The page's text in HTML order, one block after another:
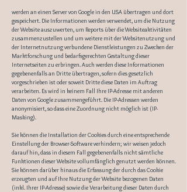
werden an einen Server von Google in den USA übertragen und dort
gespeichert. Die Informationen werden verwendet, um die Nutzung
der Website auszuwerten, um Reports über die Websiteaktivitäten
zusammenzustellen und um weitere mit der Websitenutzung und
der Internetnutzung verbundene Dienstleistungen zu Zwecken der
Marktforschung und bedarfsgerechten Gestaltung dieser
Internetseiten zu erbringen. Auch werden diese Informationen
gegebenenfalls an Dritte übertragen, sofern dies gesetzlich
vorgeschrieben ist oder soweit Dritte diese Daten im Auftrag
verarbeiten. Es wird in keinem Fall Ihre IP-Adresse mit anderen
Daten von Google zusammengeführt. Die IP-Adressen werden
anonymisiert, so dass eine Zuordnung nicht möglich ist (IP-
Masking).
Sie können die Installation der Cookies durch eine entsprechende
Einstellung der Browser-Software verhindern; wir weisen jedoch
darauf hin, dass in diesem Fall gegebenenfalls nicht sämtliche
Funktionen dieser Website vollumfänglich genutzt werden können.
Sie können darüber hinaus die Erfassung der durch das Cookie
erzeugten und auf Ihre Nutzung der Website bezogenen Daten
(inkl. Ihrer IP-Adresse) sowie die Verarbeitung dieser Daten durch